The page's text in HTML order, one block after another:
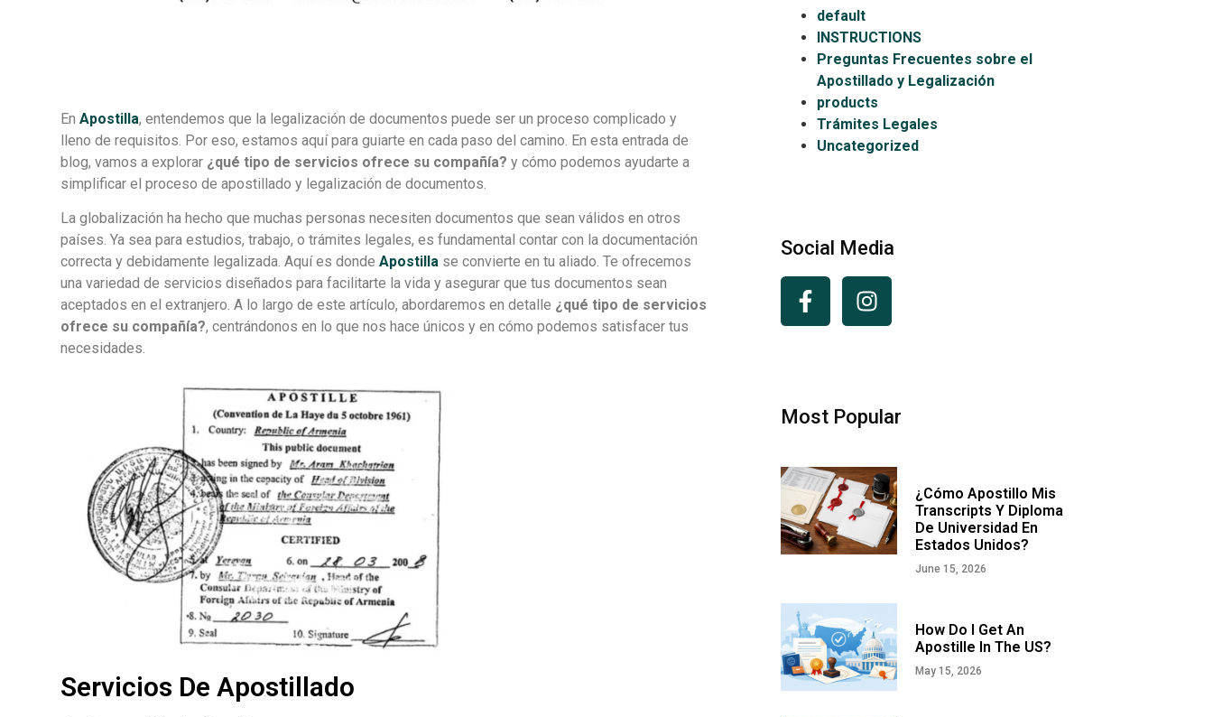
EnApostilla, entendemos que la legalización de documentos puede ser un proceso complicado y
lleno de requisitos. Por eso, estamos aquí para guiarte en cada paso del camino. En esta entrada de
blog, vamos a explorar ¿qué tipo de servicios ofrece su compañía? y cómo podemos ayudarte a
simplificar el proceso de apostillado y legalización de documentos.
La globalización ha hecho que muchas personas necesiten documentos que sean válidos en otros
países. Ya sea para estudios, trabajo, o trámites legales, es fundamental contar con la documentación
correcta y debidamente legalizada. Aquí es dondeApostilla se convierte en tu aliado. Te ofrecemos
una variedad de servicios diseñados para facilitarte la vida y asegurar que tus documentos sean
aceptados en el extranjero. A lo largo de este artículo, abordaremos en detalle ¿qué tipo de servicios
ofrece su compañía?, centrándonos en lo que nos hace únicos y en cómo podemos satisfacer tus
necesidades.
Servicios De Apostillado
default
INSTRUCTIONS
Preguntas Frecuentes sobre el
Apostillado y Legalización
products
Trámites Legales
Uncategorized
Social Media
Most Popular
¿Cómo Apostillo Mis
Transcripts Y Diploma
De Universidad En
Estados Unidos?
June 15, 2026
How Do I Get An
Apostille In The US?
May 15, 2026